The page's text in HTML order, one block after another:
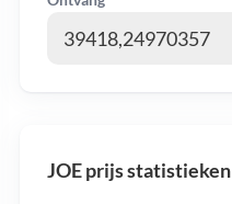
JOE prijs statistieken